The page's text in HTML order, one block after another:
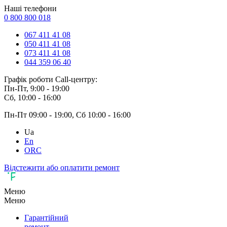
Наші телефони
0 800 800 018
067 411 41 08
050 411 41 08
073 411 41 08
044 359 06 40
Графік роботи Call-центру:
Пн-Пт, 9:00 - 19:00
Сб, 10:00 - 16:00
Пн-Пт 09:00 - 19:00, Сб 10:00 - 16:00
Ua
En
ORC
Відстежити або оплатити ремонт
Меню
Меню
Гарантійний